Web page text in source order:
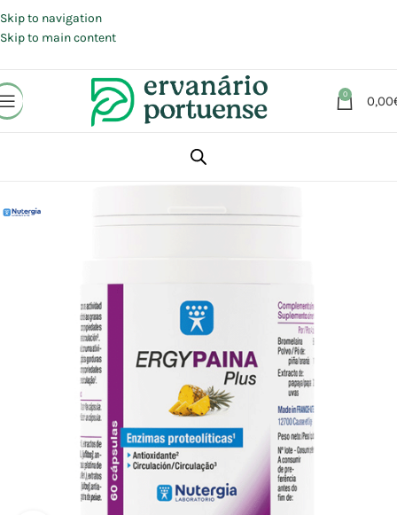
Skip to navigation
Skip to main content
0 0,00
Suplementos alimentares